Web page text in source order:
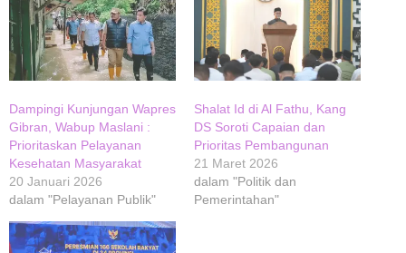
Dampingi Kunjungan Wapres
Gibran, Wabup Maslani :
Prioritaskan Pelayanan
Kesehatan Masyarakat
20 Januari 2026
dalam "Pelayanan Publik"
Shalat Id di Al Fathu, Kang
DS Soroti Capaian dan
Prioritas Pembangunan
21 Maret 2026
dalam "Politik dan
Pemerintahan"